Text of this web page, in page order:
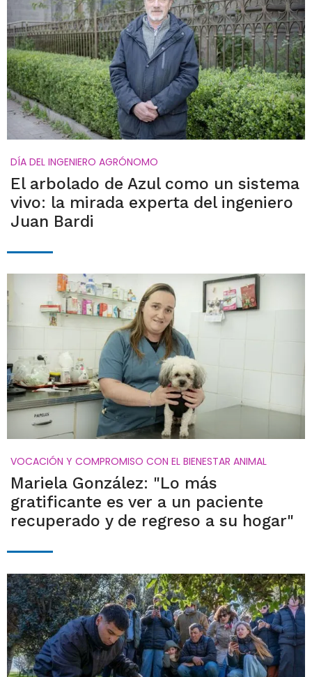
DÍA DEL INGENIERO AGRÓNOMO
El arbolado de Azul como un sistema
vivo: la mirada experta del ingeniero
Juan Bardi
VOCACIÓN Y COMPROMISO CON EL BIENESTAR ANIMAL
Mariela González: "Lo más
gratificante es ver a un paciente
recuperado y de regreso a su hogar"